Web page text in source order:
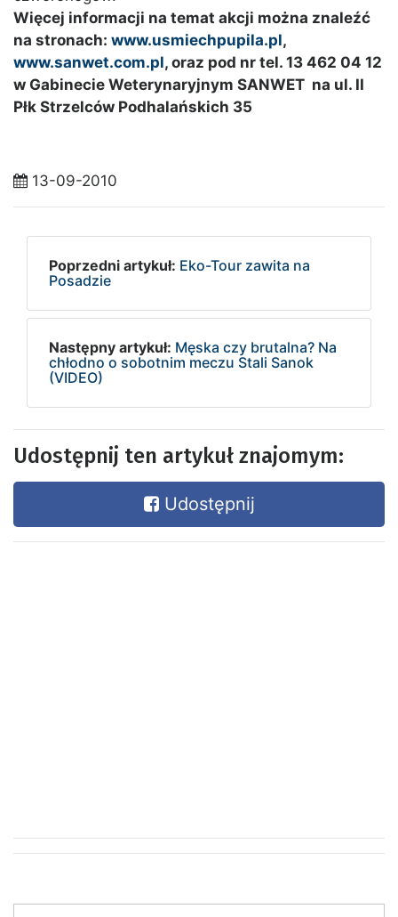
Więcej informacji na temat akcji można znaleźć
na stronach: www.usmiechpupila.pl,
www.sanwet.com.pl, oraz pod nr tel. 13 462 04 12
w Gabinecie Weterynaryjnym SANWET na ul. II
Płk Strzelców Podhalańskich 35
13-09-2010
Poprzedni artykuł: Eko-Tour zawita na
Posadzie
Następny artykuł: Męska czy brutalna? Na
chłodno o sobotnim meczu Stali Sanok
(VIDEO)
Udostępnij ten artykuł znajomym:
Udostępnij